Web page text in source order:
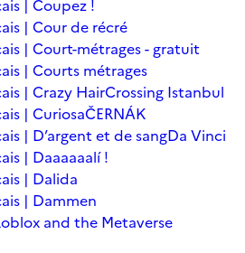
| Coupez !
| Cour de récré
| Court-métrages - gratuit
| Courts métrages
| Crazy HairCrossing Istanbul
| CuriosaČERNÁK
| D’argent et de sangDa Vinci
| Daaaaaalí !
| Dalida
| Dammen
and the Metaverse